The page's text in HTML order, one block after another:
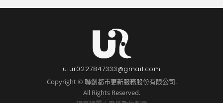
uiur0227847333@gmail.com
Copyright © 聯創都市更新服務股份有限公司.
All Rights Reserved.